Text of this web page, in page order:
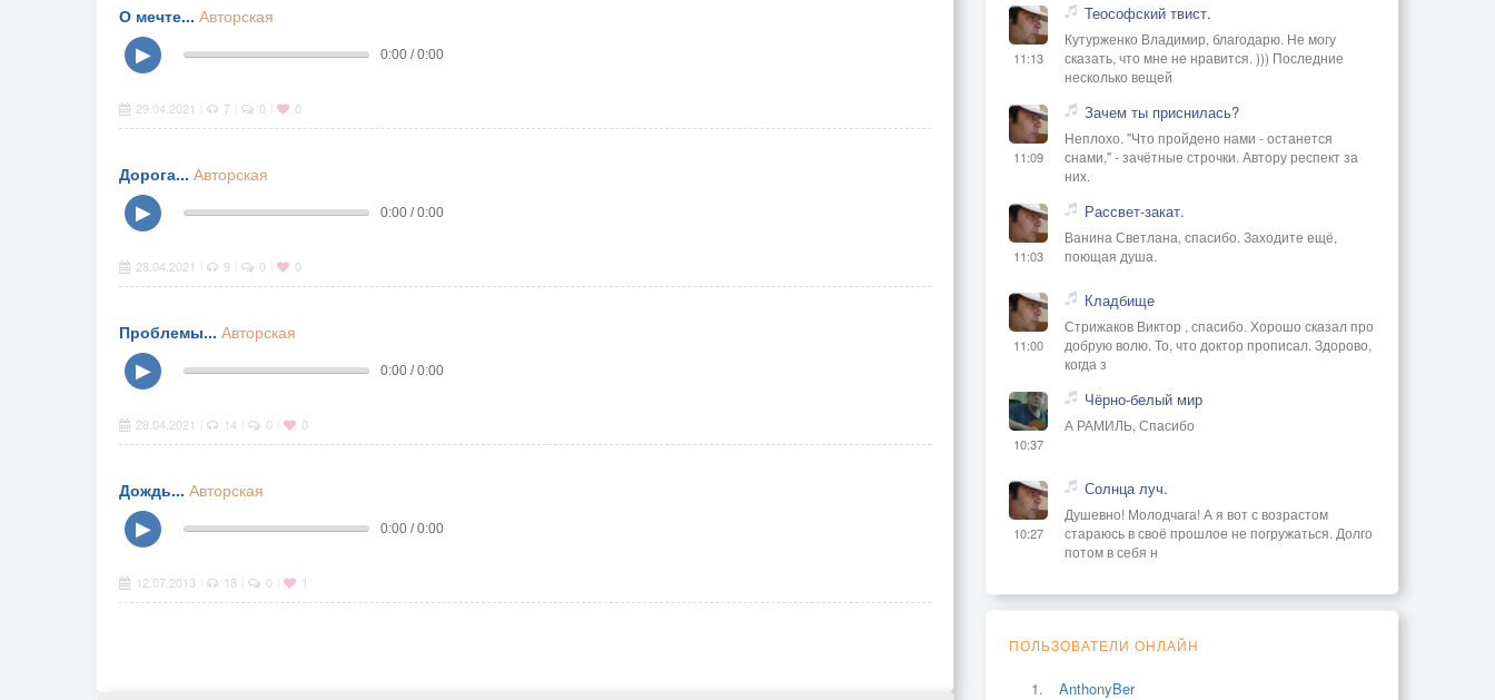
О мечте... Авторская
▶
0:00 / 0:00
29.04.2021 7 0 0
Дорога... Авторская
▶
0:00 / 0:00
28.04.2021 9 0 0
Проблемы... Авторская
▶
0:00 / 0:00
28.04.2021 14 0 0
Дождь... Авторская
▶
0:00 / 0:00
12.07.2013 18 0 1
11:13
Теософский твист.
Кутурженко Владимир, благодарю. Не могу
сказать, что мне не нравится. ))) Последние
несколько вещей
11:09
Зачем ты приснилась?
Неплохо. "Что пройдено нами - останется
снами," - зачётные строчки. Автору респект за
них.
11:03
Рассвет-закат.
Ванина Светлана, спасибо. Заходите ещё,
поющая душа.
11:00
Кладбище
Стрижаков Виктор , спасибо. Хорошо сказал про
добрую волю. То, что доктор прописал. Здорово,
когда з
10:37
Чёрно-белый мир
А РАМИЛЬ, Спасибо
10:27
Солнца луч.
Душевно! Молодчага! А я вот с возрастом
стараюсь в своё прошлое не погружаться. Долго
потом в себя н
ПОЛЬЗОВАТЕЛИ ОНЛАЙН
AnthonyBer